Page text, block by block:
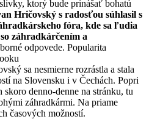
ktorý bude prinášať bohatú
Hričovský s radosťou súhlasil s
fóra, kde sa ľudia
záhradkárčením a
odpovede. Popularita
sa nesmierne rozrástla a stala
na Slovensku i v Čechách. Popri
denno-denne na stránku, tu
záhradkármi. Na priame
časových možností.